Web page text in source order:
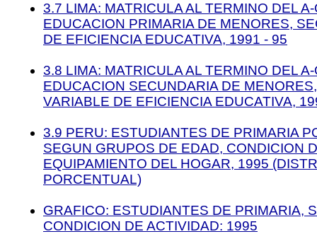
3.7 LIMA: MATRICULA AL TERMINO DEL
EDUCACION PRIMARIA DE MENORES,
DE EFICIENCIA EDUCATIVA, 1991 - 95
3.8 LIMA: MATRICULA AL TERMINO DEL
EDUCACION SECUNDARIA DE
VARIABLE DE EFICIENCIA EDUCATIVA,
3.9 PERU: ESTUDIANTES DE PRIMARIA
SEGUN GRUPOS DE EDAD, CONDICION
EQUIPAMIENTO DEL HOGAR, 1995
PORCENTUAL)
GRAFICO: ESTUDIANTES DE PRIMARIA,
CONDICION DE ACTIVIDAD: 1995